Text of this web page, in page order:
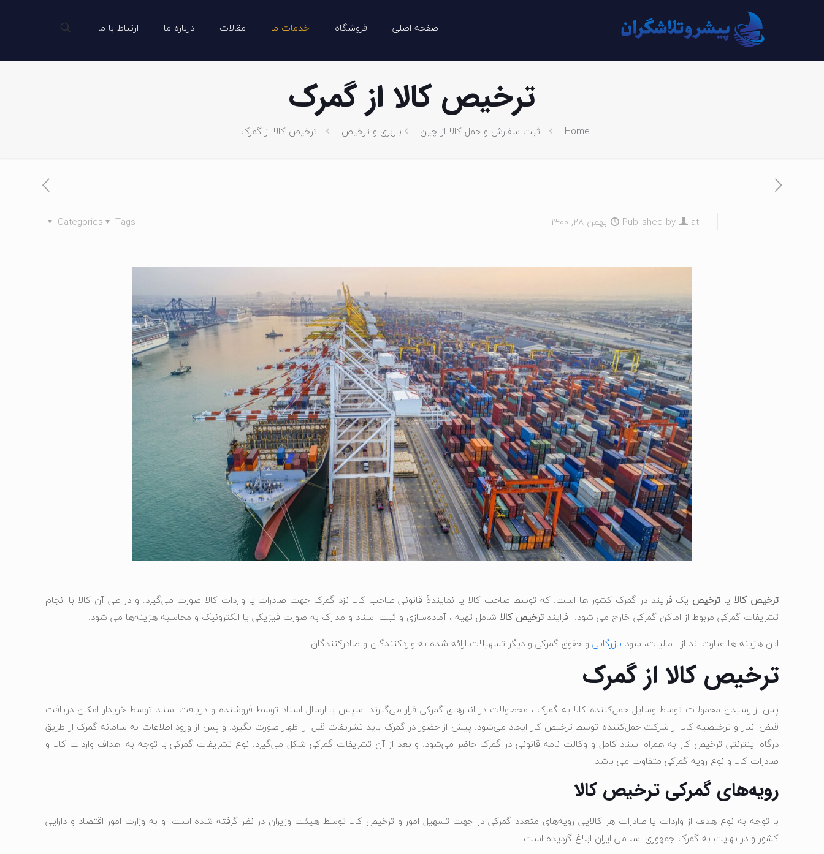
صفحه اصلی فروشگاه خدمات ما مقالات درباره ما ارتباط با ما
ترخیص کالا از گمرک
Home ثبت سفارش و حمل کالا از چین باربری و ترخیص ترخیص کالا از گمرک
Published by at بهمن 28, 1400 Categories Tags
ترخیص کالا یا ترخیص یک فرایند در گمرک کشور ها است. که توسط صاحب کالا یا نمایندهٔ قانونی صاحب کالا نزد گمرک جهت صادرات یا واردات کالا صورت می‌گیرد. و در طی آن کالا با انجام
تشریفات گمرکی مربوط از اماکن گمرکی خارج می شود. فرایندترخیص کالا شامل تهیه ، آماده‌سازی و ثبت اسناد و مدارک به صورت فیزیکی یا الکترونیک و محاسبه هزینه‌ها می شود.
این هزینه ها عبارت اند از : مالیات، سود بازرگانی و حقوق گمرکی و دیگر تسهیلات ارائه شده به واردکنندگان و صادرکنندگان.
ترخیص کالا از گمرک
پس از رسیدن محمولات توسط وسایل حمل‌کننده کالا به گمرک ، محصولات در انبارهای گمرکی قرار می‌گیرند. سپس با ارسال اسناد توسط فروشنده و دریافت اسناد توسط خریدار امکان دریافت
قبض انبار و ترخیصیه کالا از شرکت حمل‌کننده توسط ترخیص کار ایجاد می‌شود. پیش از حضور در گمرک باید تشریفات قبل از اظهار صورت بگیرد. و پس از ورود اطلاعات به سامانه گمرک از طریق
درگاه اینترنتی ترخیص کار به همراه اسناد کامل و وکالت نامه قانونی در گمرک حاضر می‌شود. و بعد از آن تشریفات گمرکی شکل می‌گیرد. نوع تشریفات گمرکی با توجه به اهداف واردات کالا و
صادرات کالا و نوع رویه گمرکی متفاوت می باشد.
رویه‌های گمرکی ترخیص کالا
با توجه به نوع هدف از واردات یا صادرات هر کالایی رویه‌های متعدد گمرکی در جهت تسهیل امور و ترخیص کالا توسط هیئت وزیران در نظر گرفته شده است. و به وزارت امور اقتصاد و دارایی
کشور و در نهایت به گمرک جمهوری اسلامی ایران ابلاغ گردیده‌ است.